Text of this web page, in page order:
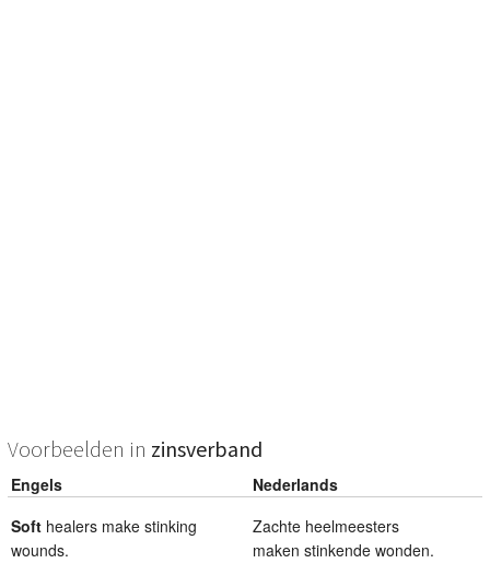
Voorbeelden in zinsverband
Engels
Nederlands
Soft healers make stinking
wounds.
Zachte heelmeesters
maken stinkende wonden.